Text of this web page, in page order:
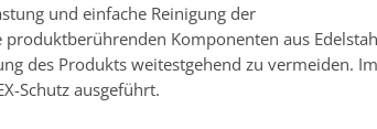
und einfache Reinigung der
produktberührenden Komponenten aus
des Produkts weitestgehend zu vermeiden.
Schutz ausgeführt.